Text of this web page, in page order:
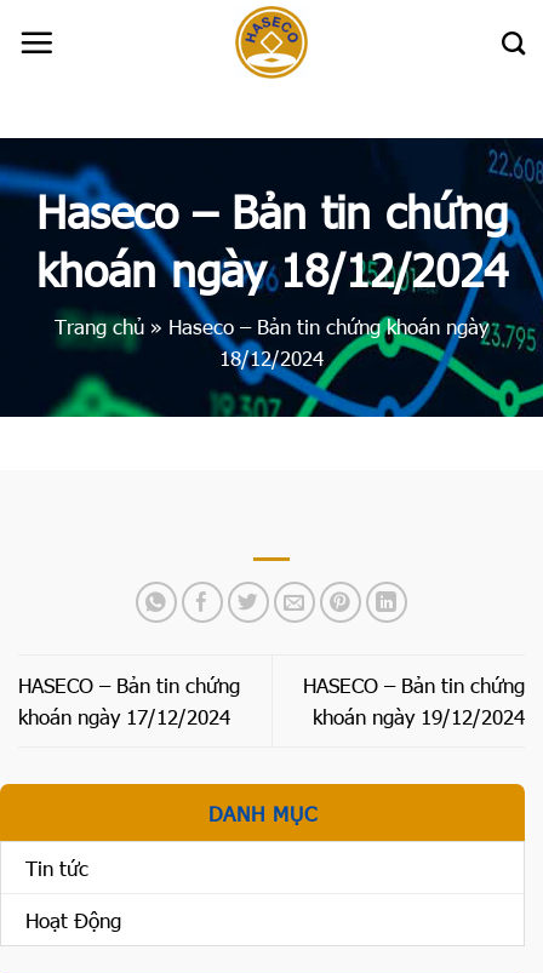
Haseco – Bản tin chứng
khoán ngày 18/12/2024
Trang chủ » Haseco – Bản tin chứng khoán ngày
18/12/2024
HASECO – Bản tin chứng
khoán ngày 17/12/2024
HASECO – Bản tin chứng
khoán ngày 19/12/2024
DANH MỤC
Tin tức
Hoạt Động